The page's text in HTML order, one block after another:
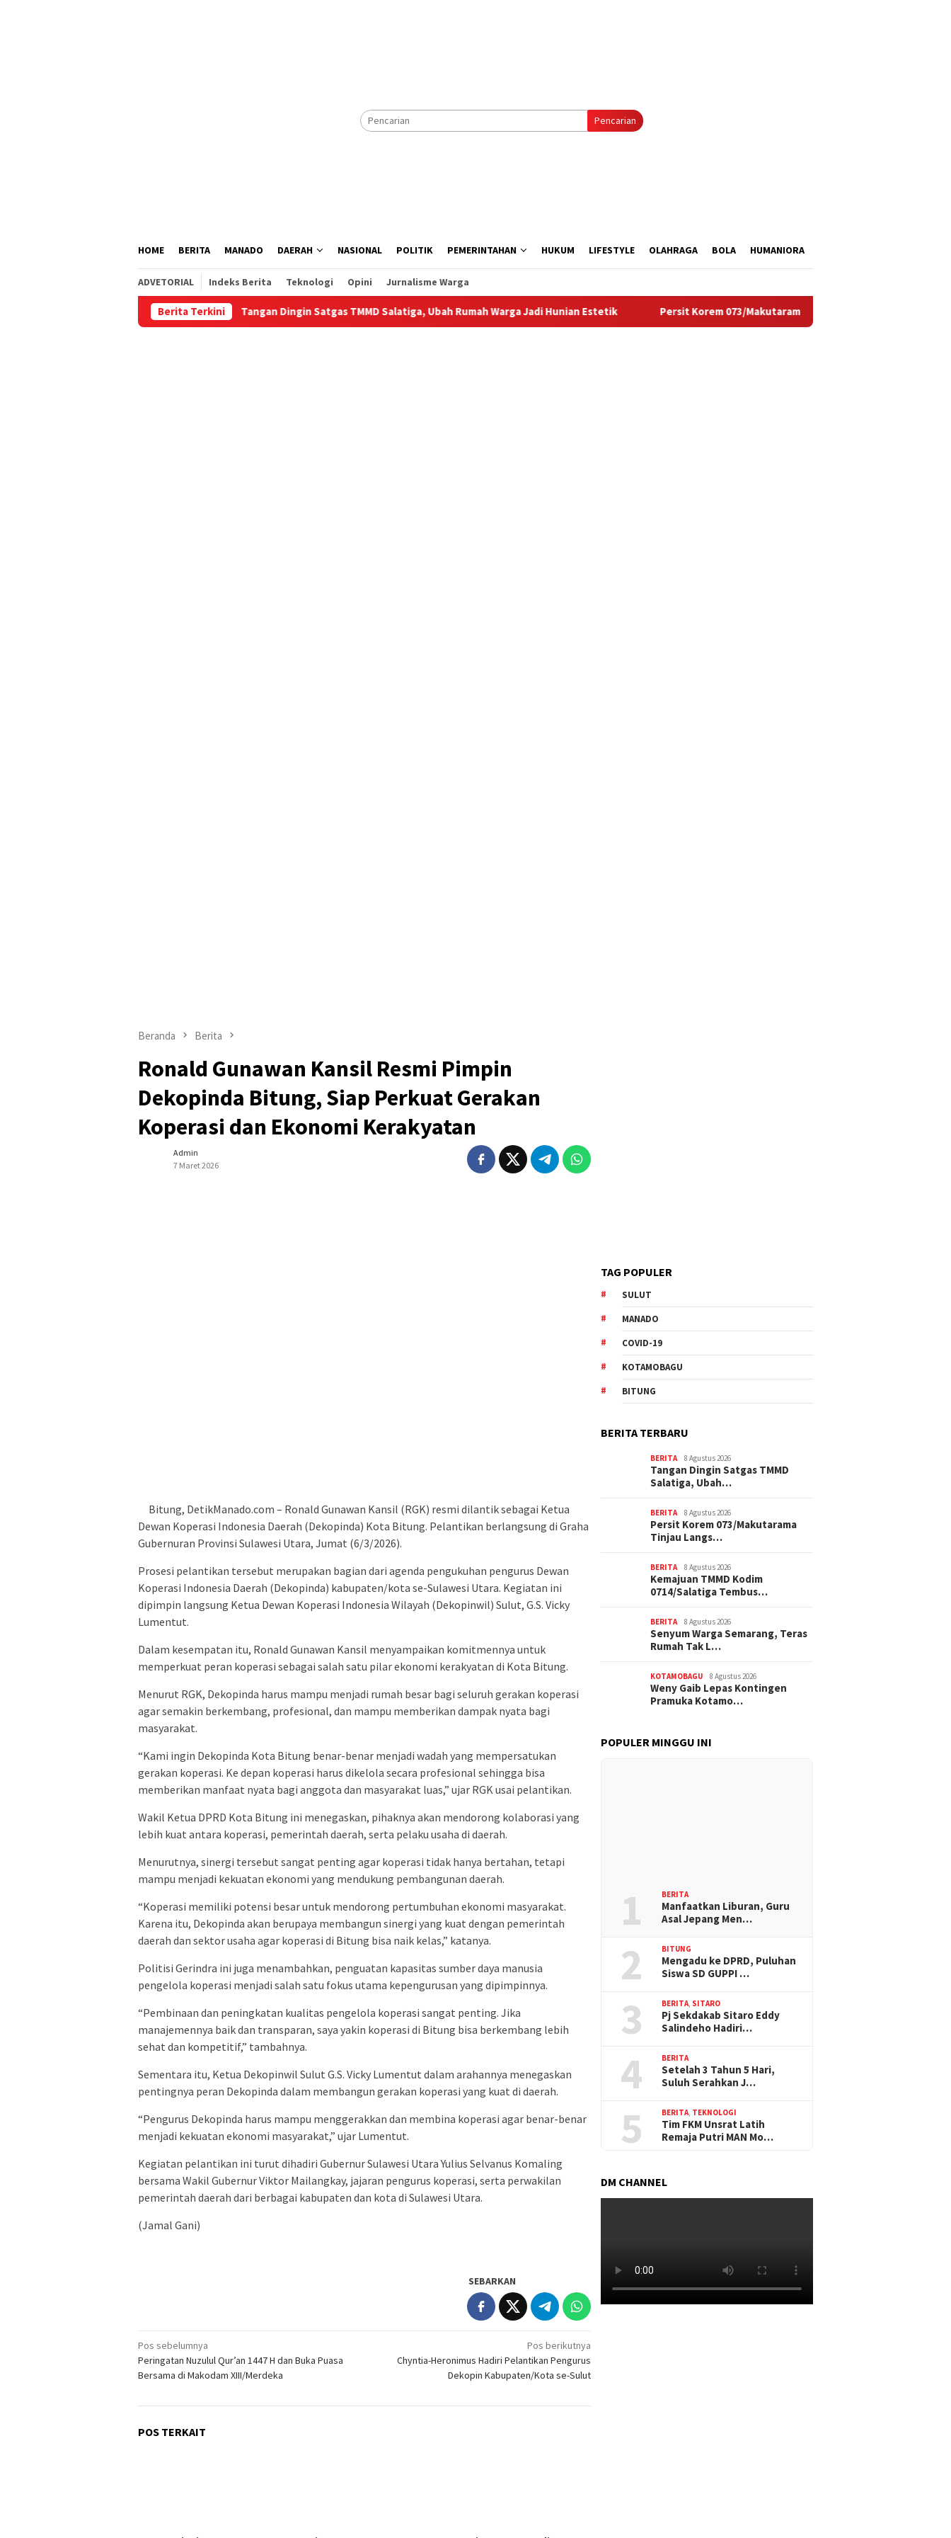
Pencarian
HOME BERITA MANADO DAERAH NASIONAL POLITIK PEMERINTAHAN HUKUM LIFESTYLE OLAHRAGA BOLA HUMANIORA
ADVETORIAL Indeks Berita Teknologi Opini Jurnalisme Warga
Berita Terkini
Tangan Dingin Satgas TMMD Salatiga, Ubah Rumah Warga Jadi Hunian Estetik Persit Korem 073/Makutarama Tinjau Langsung Sumur Bor TMMD
Beranda Berita
Ronald Gunawan Kansil Resmi Pimpin
Dekopinda Bitung, Siap Perkuat Gerakan
Koperasi dan Ekonomi Kerakyatan
Admin
7 Maret 2026
Bitung, DetikManado.com – Ronald Gunawan Kansil (RGK) resmi dilantik sebagai Ketua
Dewan Koperasi Indonesia Daerah (Dekopinda) Kota Bitung. Pelantikan berlangsung di Graha
Gubernuran Provinsi Sulawesi Utara, Jumat (6/3/2026).
Prosesi pelantikan tersebut merupakan bagian dari agenda pengukuhan pengurus Dewan
Koperasi Indonesia Daerah (Dekopinda) kabupaten/kota se-Sulawesi Utara. Kegiatan ini
dipimpin langsung Ketua Dewan Koperasi Indonesia Wilayah (Dekopinwil) Sulut, G.S. Vicky
Lumentut.
Dalam kesempatan itu, Ronald Gunawan Kansil menyampaikan komitmennya untuk
memperkuat peran koperasi sebagai salah satu pilar ekonomi kerakyatan di Kota Bitung.
Menurut RGK, Dekopinda harus mampu menjadi rumah besar bagi seluruh gerakan koperasi
agar semakin berkembang, profesional, dan mampu memberikan dampak nyata bagi
masyarakat.
“Kami ingin Dekopinda Kota Bitung benar-benar menjadi wadah yang mempersatukan
gerakan koperasi. Ke depan koperasi harus dikelola secara profesional sehingga bisa
memberikan manfaat nyata bagi anggota dan masyarakat luas,” ujar RGK usai pelantikan.
Wakil Ketua DPRD Kota Bitung ini menegaskan, pihaknya akan mendorong kolaborasi yang
lebih kuat antara koperasi, pemerintah daerah, serta pelaku usaha di daerah.
Menurutnya, sinergi tersebut sangat penting agar koperasi tidak hanya bertahan, tetapi
mampu menjadi kekuatan ekonomi yang mendukung pembangunan daerah.
“Koperasi memiliki potensi besar untuk mendorong pertumbuhan ekonomi masyarakat.
Karena itu, Dekopinda akan berupaya membangun sinergi yang kuat dengan pemerintah
daerah dan sektor usaha agar koperasi di Bitung bisa naik kelas,” katanya.
Politisi Gerindra ini juga menambahkan, penguatan kapasitas sumber daya manusia
pengelola koperasi menjadi salah satu fokus utama kepengurusan yang dipimpinnya.
“Pembinaan dan peningkatan kualitas pengelola koperasi sangat penting. Jika
manajemennya baik dan transparan, saya yakin koperasi di Bitung bisa berkembang lebih
sehat dan kompetitif,” tambahnya.
Sementara itu, Ketua Dekopinwil Sulut G.S. Vicky Lumentut dalam arahannya menegaskan
pentingnya peran Dekopinda dalam membangun gerakan koperasi yang kuat di daerah.
“Pengurus Dekopinda harus mampu menggerakkan dan membina koperasi agar benar-benar
menjadi kekuatan ekonomi masyarakat,” ujar Lumentut.
Kegiatan pelantikan ini turut dihadiri Gubernur Sulawesi Utara Yulius Selvanus Komaling
bersama Wakil Gubernur Viktor Mailangkay, jajaran pengurus koperasi, serta perwakilan
pemerintah daerah dari berbagai kabupaten dan kota di Sulawesi Utara.
(Jamal Gani)
SEBARKAN
Navigasi
pos
Pos sebelumnya
Peringatan Nuzulul Qur’an 1447 H dan Buka Puasa
Bersama di Makodam XIII/Merdeka
Pos berikutnya
Chyntia-Heronimus Hadiri Pelantikan Pengurus
Dekopin Kabupaten/Kota se-Sulut
POS TERKAIT
TAG POPULER
SULUT
MANADO
COVID-19
KOTAMOBAGU
BITUNG
BERITA TERBARU
BERITA 8 Agustus 2026
Tangan Dingin Satgas TMMD
Salatiga, Ubah…
BERITA 8 Agustus 2026
Persit Korem 073/Makutarama
Tinjau Langs…
BERITA 8 Agustus 2026
Kemajuan TMMD Kodim
0714/Salatiga Tembus…
BERITA 8 Agustus 2026
Senyum Warga Semarang, Teras
Rumah Tak L…
KOTAMOBAGU 8 Agustus 2026
Weny Gaib Lepas Kontingen
Pramuka Kotamo…
POPULER MINGGU INI
1 BERITA
Manfaatkan Liburan, Guru
Asal Jepang Men…
2 BITUNG
Mengadu ke DPRD, Puluhan
Siswa SD GUPPI …
3 BERITA, SITARO
Pj Sekdakab Sitaro Eddy
Salindeho Hadiri…
4 BERITA
Setelah 3 Tahun 5 Hari,
Suluh Serahkan J…
5 BERITA, TEKNOLOGI
Tim FKM Unsrat Latih
Remaja Putri MAN Mo…
DM CHANNEL